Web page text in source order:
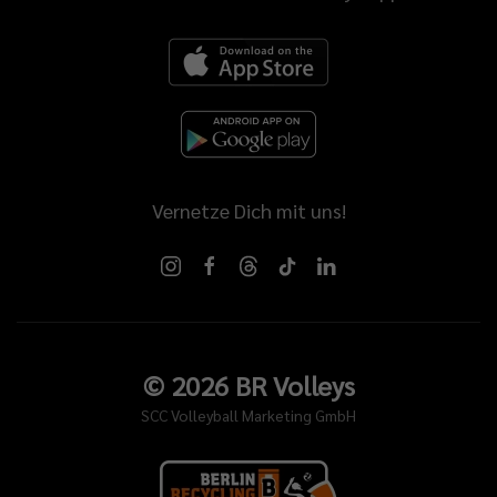
Vernetze Dich mit uns!
© 2026BR Volleys
SCC Volleyball Marketing GmbH